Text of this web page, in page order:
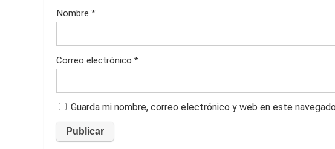
Nombre *
Correo electrónico *
Guarda mi nombre, correo electrónico y web en este